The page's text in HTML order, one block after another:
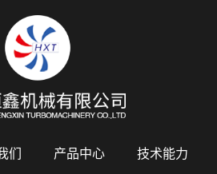
们 产品中心
技术能力